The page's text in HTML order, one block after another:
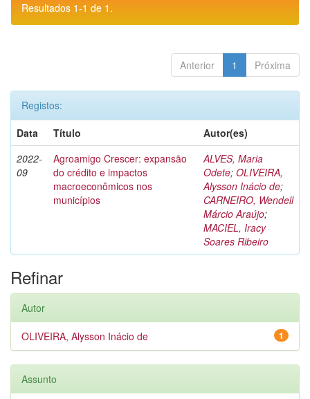
Resultados 1-1 de 1.
Anterior 1 Próxima
Registos:
Data
Título
Autor(es)
2022-
09
Agroamigo Crescer: expansão
do crédito e impactos
macroeconômicos nos
municípios
ALVES, Maria
Odete; OLIVEIRA,
Alysson Inácio de;
CARNEIRO, Wendell
Márcio Araújo;
MACIEL, Iracy
Soares Ribeiro
Refinar
Autor
1
OLIVEIRA, Alysson Inácio de
Assunto